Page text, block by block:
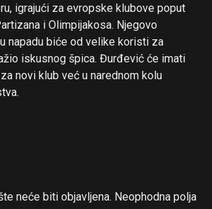
igrajući za evropske klubove poput
i Olimpijakosa. Njegovo
napadu biće od velike koristi za
iskusnog špica. Đurđević će imati
novi klub već u narednom kolu
neće biti objavljena. Neophodna polja